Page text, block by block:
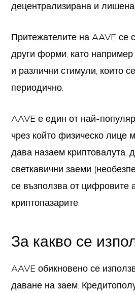
децентрализирана и
Притежателите на AAVE се
други форми, като например
и различни стимули, които
периодично.
AAVE е един от най-
чрез който физическо лице
дава назаем криптовалута,
светкавични заеми
се възползва от цифровите
криптопазарите.
За какво се
AAVE обикновено се
даване на заем.